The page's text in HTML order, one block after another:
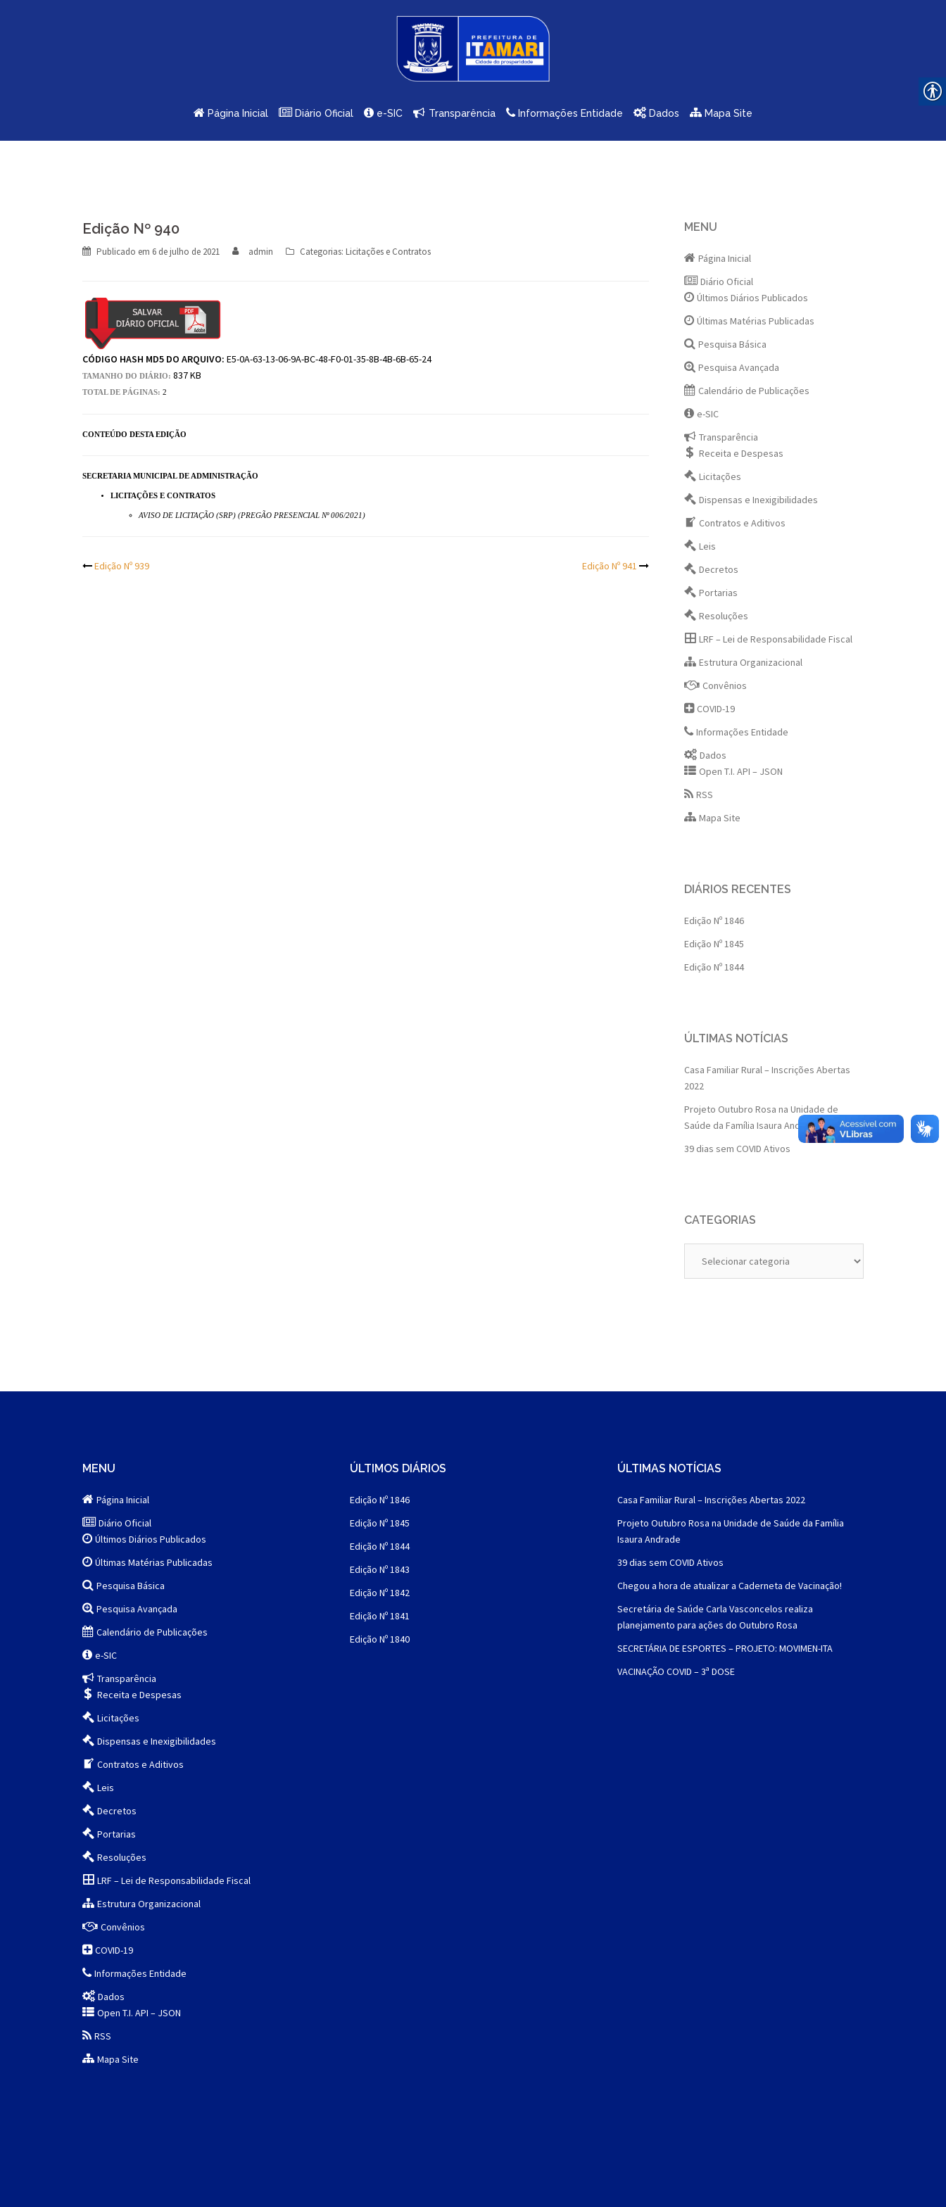
Página Inicial Diário Oficial e-SIC Transparência Informações Entidade Dados Mapa Site
Edição Nº 940
Publicado em 6 de julho de 2021 admin Categorias: Licitações e Contratos
CÓDIGO HASH MD5 DO ARQUIVO: E5-0A-63-13-06-9A-BC-48-F0-01-35-8B-4B-6B-65-24
TAMANHO DO DIÁRIO: 837 KB
TOTAL DE PÁGINAS: 2
CONTEÚDO DESTA EDIÇÃO
SECRETARIA MUNICIPAL DE ADMINISTRAÇÃO
LICITAÇÕES E CONTRATOS
AVISO DE LICITAÇÃO (SRP) (PREGÃO PRESENCIAL Nº 006/2021)
Post
Edição Nº 939 Edição Nº 941
MENU
Página Inicial
Diário Oficial
Últimos Diários Publicados
Últimas Matérias Publicadas
Pesquisa Básica
Pesquisa Avançada
Calendário de Publicações
e-SIC
Transparência
Receita e Despesas
Licitações
Dispensas e Inexigibilidades
Contratos e Aditivos
Leis
Decretos
Portarias
Resoluções
LRF – Lei de Responsabilidade Fiscal
Estrutura Organizacional
Convênios
COVID-19
Informações Entidade
Dados
Open T.I. API – JSON
RSS
Mapa Site
DIÁRIOS RECENTES
Edição Nº 1846
Edição Nº 1845
Edição Nº 1844
ÚLTIMAS NOTÍCIAS
Casa Familiar Rural – Inscrições Abertas
2022
Projeto Outubro Rosa na Unidade de
Saúde da Família Isaura Andrade
39 dias sem COVID Ativos
CATEGORIAS
MENU
Página Inicial
Diário Oficial
Últimos Diários Publicados
Últimas Matérias Publicadas
Pesquisa Básica
Pesquisa Avançada
Calendário de Publicações
e-SIC
Transparência
Receita e Despesas
Licitações
Dispensas e Inexigibilidades
Contratos e Aditivos
Leis
Decretos
Portarias
Resoluções
LRF – Lei de Responsabilidade Fiscal
Estrutura Organizacional
Convênios
COVID-19
Informações Entidade
Dados
Open T.I. API – JSON
RSS
Mapa Site
ÚLTIMOS DIÁRIOS
Edição Nº 1846
Edição Nº 1845
Edição Nº 1844
Edição Nº 1843
Edição Nº 1842
Edição Nº 1841
Edição Nº 1840
ÚLTIMAS NOTÍCIAS
Casa Familiar Rural – Inscrições Abertas 2022
Projeto Outubro Rosa na Unidade de Saúde da Família
Isaura Andrade
39 dias sem COVID Ativos
Chegou a hora de atualizar a Caderneta de Vacinação!
Secretária de Saúde Carla Vasconcelos realiza
planejamento para ações do Outubro Rosa
SECRETÁRIA DE ESPORTES – PROJETO: MOVIMEN-ITA
VACINAÇÃO COVID – 3ª DOSE